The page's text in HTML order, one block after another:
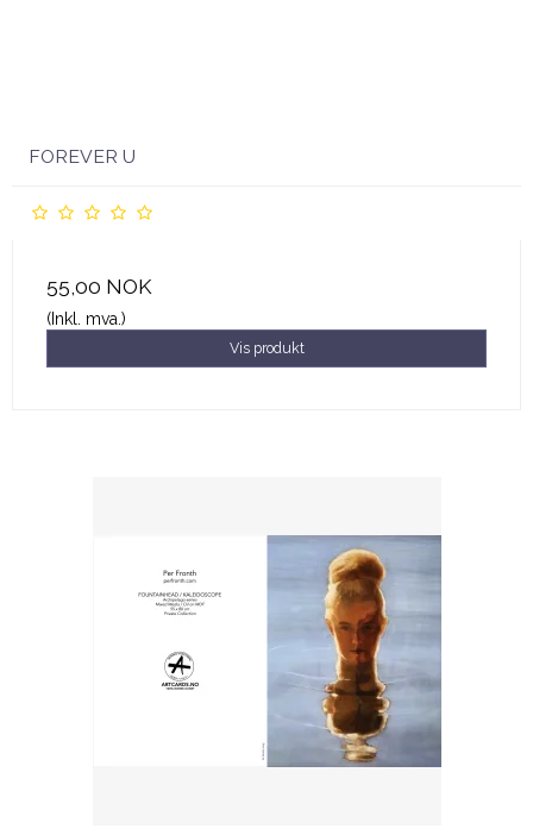
FOREVER U
55,00 NOK
(Inkl. mva.)
Vis produkt